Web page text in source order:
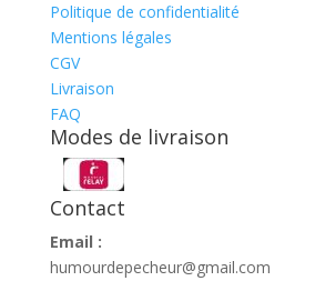
Politique de confidentialité
Mentions légales
CGV
Livraison
FAQ
Modes de livraison
Contact
Email :
humourdepecheur@gmail.com